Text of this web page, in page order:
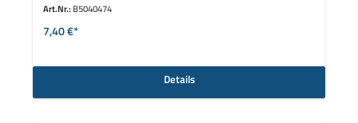
Art.Nr.: B5040474
7,40 €*
Details